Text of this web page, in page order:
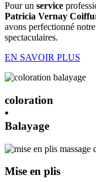
Pour un service
Patricia Vernay
avons perfectionné
spectaculaires.
EN SAVOIR PLUS
coloration
•
Balayage
Mise en plis